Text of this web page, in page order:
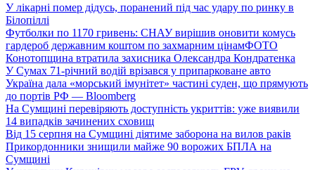
У лікарні помер дідусь, поранений під час удару по ринку в
Білопіллі
Футболки по 1170 гривень: СНАУ вирішив оновити комусь
гардероб державним коштом по захмарним цінамФОТО
Конотопщина втратила захисника Олександра Кондратенка
У Сумах 71-річний водій врізався у припарковане авто
Україна дала «морський імунітет» частині суден, що прямують
до портів РФ — Bloomberg
На Сумщині перевіряють доступність укриттів: уже виявили
14 випадків зачинених сховищ
Від 15 серпня на Сумщині діятиме заборона на вилов раків
Прикордонники знищили майже 90 ворожих БПЛА на
Сумщині